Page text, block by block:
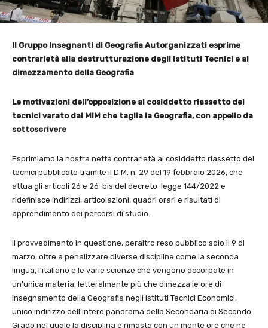
Il Gruppo Insegnanti di Geografia Autorganizzati esprime
contrarietà alla destrutturazione degli Istituti Tecnici e al
dimezzamento della Geografia
Le motivazioni dell’opposizione al cosiddetto riassetto dei
tecnici varato dal MIM che taglia la Geografia, con appello da
sottoscrivere
Esprimiamo la nostra netta contrarietà al cosiddetto riassetto dei
tecnici pubblicato tramite il D.M. n. 29 del 19 febbraio 2026, che
attua gli articoli 26 e 26-bis del decreto-legge 144/2022 e
ridefinisce indirizzi, articolazioni, quadri orari e risultati di
apprendimento dei percorsi di studio.
Il provvedimento in questione, peraltro reso pubblico solo il 9 di
marzo, oltre a penalizzare diverse discipline come la seconda
lingua, l’italiano e le varie scienze che vengono accorpate in
un’unica materia, letteralmente più che dimezza le ore di
insegnamento della Geografia negli Istituti Tecnici Economici,
unico indirizzo dell’intero panorama della Secondaria di Secondo
Grado nel quale la disciplina è rimasta con un monte ore che ne